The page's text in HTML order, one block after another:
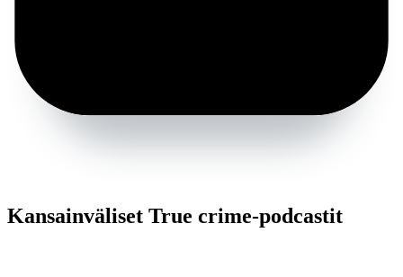
Kansainväliset True crime-podcastit